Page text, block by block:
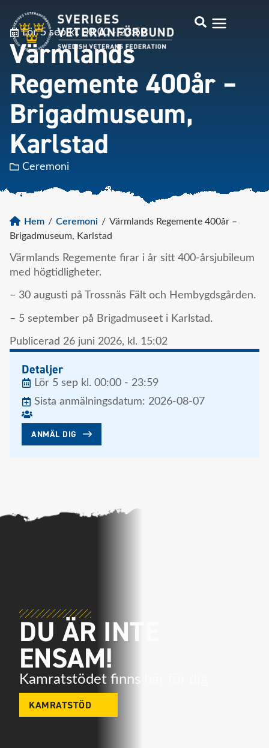
Lör 5 sep kl. 00:00 - 23:59
Värmlands
Regemente 400år –
Brigadmuseum,
Karlstad
Ceremoni
Hem / Ceremoni / Värmlands Regemente 400år –
Brigadmuseum, Karlstad
Värmlands Regemente firar i år sitt 400-årsjubileum
med högtidligheter.
– 30 augusti på Trossnäs Fält och Hembygdsgården.
– 5 september på Brigadmuseet i Karlstad.
Publicerad 26 juni 2026, kl. 15:02
Detaljer
Lör 5 sep kl. 00:00 - 23:59
Sista anmälningsdatum: 2026-08-07
ANMÄL DIG
DU ÄR INTE
ENSAM!
Kamratstödet finns här för dig
KAMRATSTÖD